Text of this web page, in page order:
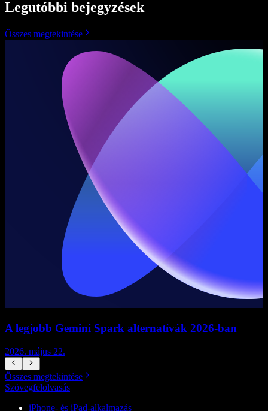
Legutóbbi bejegyzések
Összes megtekintése
A legjobb Gemini Spark alternatívák 2026-ban
2026. május 22.
Összes megtekintése
Szövegfelolvasás
iPhone- és iPad-alkalmazás